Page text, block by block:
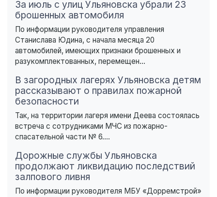
За июль с улиц Ульяновска убрали 23
брошенных автомобиля
По информации руководителя управления
Станислава Юдина, с начала месяца 20
автомобилей, имеющих признаки брошенных и
разукомплектованных, перемещен...
В загородных лагерях Ульяновска детям
рассказывают о правилах пожарной
безопасности
Так, на территории лагеря имени Деева состоялась
встреча с сотрудниками МЧС из пожарно-
спасательной части № 6....
Дорожные службы Ульяновска
продолжают ликвидацию последствий
залпового ливня
По информации руководителя МБУ «Дорремстрой»